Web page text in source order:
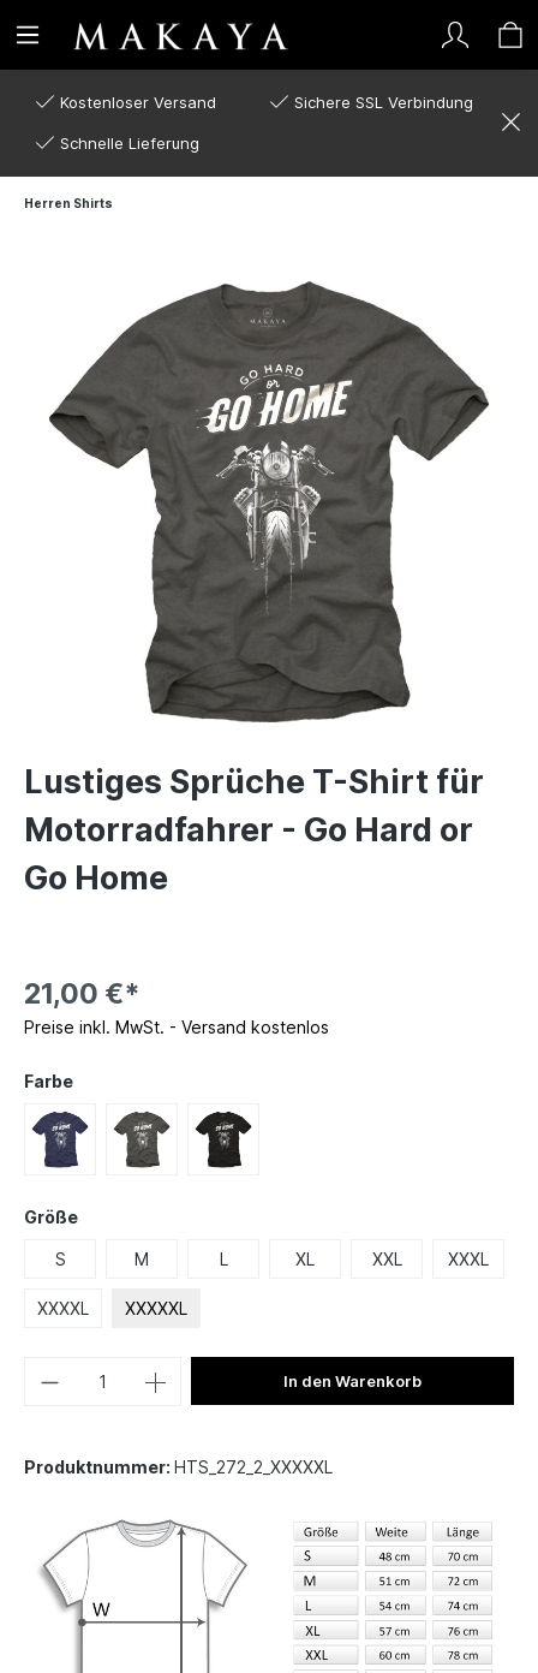
Kostenloser Versand Sichere SSL Verbindung
Schnelle Lieferung
Herren Shirts
Lustiges Sprüche T-Shirt für
Motorradfahrer - Go Hard or
Go Home
21,00 €*
Preise inkl. MwSt. - Versand kostenlos
Farbe
Größe
S M L XL XXL XXXL
XXXXL XXXXXL
In den Warenkorb
Produktnummer: HTS_272_2_XXXXXL